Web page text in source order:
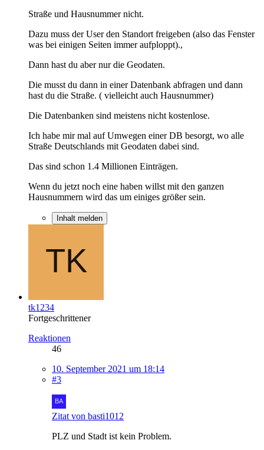
Straße und Hausnummer nicht.
Dazu muss der User den Standort freigeben (also das Fenster
was bei einigen Seiten immer aufploppt).,
Dann hast du aber nur die Geodaten.
Die musst du dann in einer Datenbank abfragen und dann
hast du die Straße. ( vielleicht auch Hausnummer)
Die Datenbanken sind meistens nicht kostenlose.
Ich habe mir mal auf Umwegen einer DB besorgt, wo alle
Straße Deutschlands mit Geodaten dabei sind.
Das sind schon 1.4 Millionen Einträgen.
Wenn du jetzt noch eine haben willst mit den ganzen
Hausnummern wird das um einiges größer sein.
Inhalt melden
tk1234
Fortgeschrittener
Reaktionen
46
10. September 2021 um 18:14
#3
Zitat von basti1012
PLZ und Stadt ist kein Problem.